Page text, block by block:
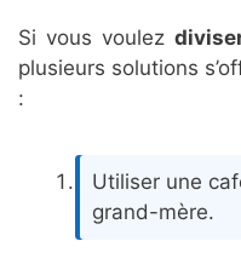
Si vous voulez
plusieurs solutions
:
Utiliser une
grand-mère.